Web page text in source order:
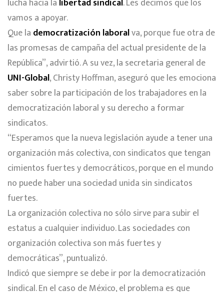
vamos a apoyar.
Que la democratización laboralva, porque fue otra de
las promesas de campaña del actual presidente de la
República”, advirtió. A su vez, la secretaria general de
UNI-Global, Christy Hoffman, aseguró que les emociona
saber sobre la participación de los trabajadores en la
democratización laboral y su derecho a formar
sindicatos.
“Esperamos que la nueva legislación ayude a tener una
organización más colectiva, con sindicatos que tengan
cimientos fuertes y democráticos, porque en el mundo
no puede haber una sociedad unida sin sindicatos
fuertes.
La organización colectiva no sólo sirve para subir el
estatus a cualquier individuo. Las sociedades con
organización colectiva son más fuertes y
democráticas”, puntualizó.
Indicó que siempre se debe ir por la democratización
sindical. En el caso de México, el problema es que